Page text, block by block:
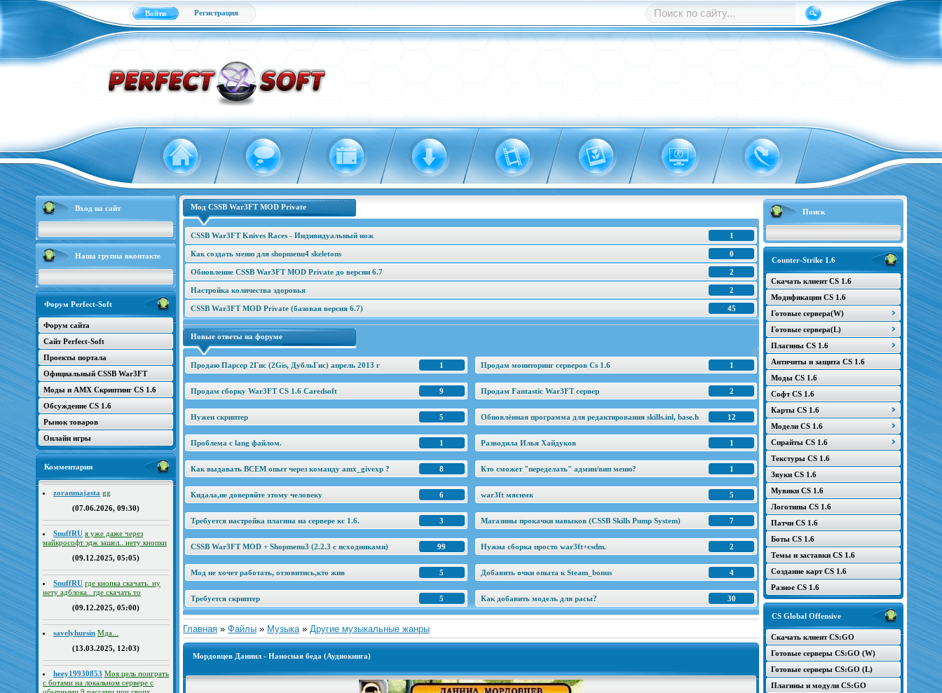
Войти Регистрация
Вход на сайт
Наша группа вконтакте
Форум Perfect-Soft
Форум сайта
Сайт Perfect-Soft
Проекты портала
Официальный CSSB War3FT
Моды и AMX Скриптинг CS 1.6
Обсуждение CS 1.6
Рынок товаров
Онлайн игры
Комментарии
zoranmajasta gg
(07.06.2026, 09:30)
SnuffRU я уже даже через
майкрософт эдж зашел.. нету кнопки
(09.12.2025, 05:05)
SnuffRU где кнопка скачать. ну
нету адблока.. где скачать то
(09.12.2025, 05:00)
savelyhursin Мда...
(13.03.2025, 12:03)
heey19930853 Моя цель поиграть
с ботами на локальном сервере с
Поиск
Counter-Strike 1.6
Скачать клиент CS 1.6
Модификации CS 1.6
Готовые сервера(W)
Готовые сервера(L)
Плагины CS 1.6
Античиты и защита CS 1.6
Моды CS 1.6
Софт CS 1.6
Карты CS 1.6
Модели CS 1.6
Спрайты CS 1.6
Текстуры CS 1.6
Звуки CS 1.6
Мувики CS 1.6
Логотипы CS 1.6
Патчи CS 1.6
Боты CS 1.6
Темы и заставки CS 1.6
Создание карт CS 1.6
Разное CS 1.6
CS Global Offensive
Скачать клиент CS:GO
Готовые серверы CS:GO (W)
Готовые серверы CS:GO (L)
Плагины и модули CS:GO
Мод CSSB War3FT MOD Private
1
CSSB War3FT Knives Races - Индивидуальный нож
0
Как создать меню для shopmenu4 skeletons
2
Обновление CSSB War3FT MOD Private до версии 6.7
2
Настройка количества здоровья
45
CSSB War3FT MOD Private (базовая версия 6.7)
Новые ответы на форуме
1
Продаю Парсер 2Гис (2Gis, ДубльГис) апрель 2013 г 1
Продам мониторинг серверов Cs 1.6
9
Продам сборку War3FT CS 1.6 Caredsoft 2
Продам Fantastic War3FT сервер
5
Нужен скриптер 12
Обновлённая программа для редактирования skills.inl, base.h
1
Проблема с lang файлом. 1
Разводила Илья Хайдуков
8
Как выдавать ВСЕМ опыт через команду amx_givexp ? 1
Кто сможет "переделать" админ/вип меню?
6
Кидала,не доверяйте этому человеку 5
war3ft мяснмк
3
Требуется настройка плагина на сервере кс 1.6. 7
Магазины прокачки навыков (CSSB Skills Pump System)
99
CSSB War3FT MOD + Shopmenu3 (2.2.3 c исходниками) 2
Нужна сборка просто war3ft+csdm.
5
Мод не хочет работать, отзовитись,кто жив 4
Добавить очки опыта к Steam_bonus
5
Требуется скриптер 30
Как добавить модель для расы?
Главная » Файлы » Музыка » Другие музыкальные жанры
Мордовцев Даниил - Наносная беда (Аудиокнига)